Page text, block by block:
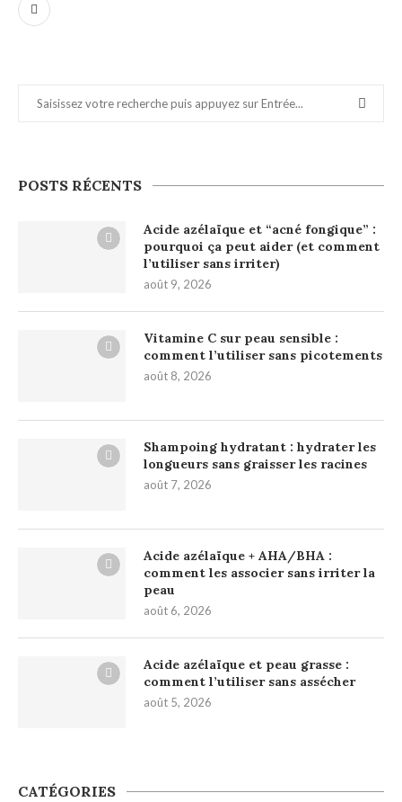
POSTS RÉCENTS
Acide azélaïque et “acné fongique” :
pourquoi ça peut aider (et comment
l’utiliser sans irriter)
août 9, 2026
Vitamine C sur peau sensible :
comment l’utiliser sans picotements
août 8, 2026
Shampoing hydratant : hydrater les
longueurs sans graisser les racines
août 7, 2026
Acide azélaïque + AHA/BHA :
comment les associer sans irriter la
peau
août 6, 2026
Acide azélaïque et peau grasse :
comment l’utiliser sans assécher
août 5, 2026
CATÉGORIES